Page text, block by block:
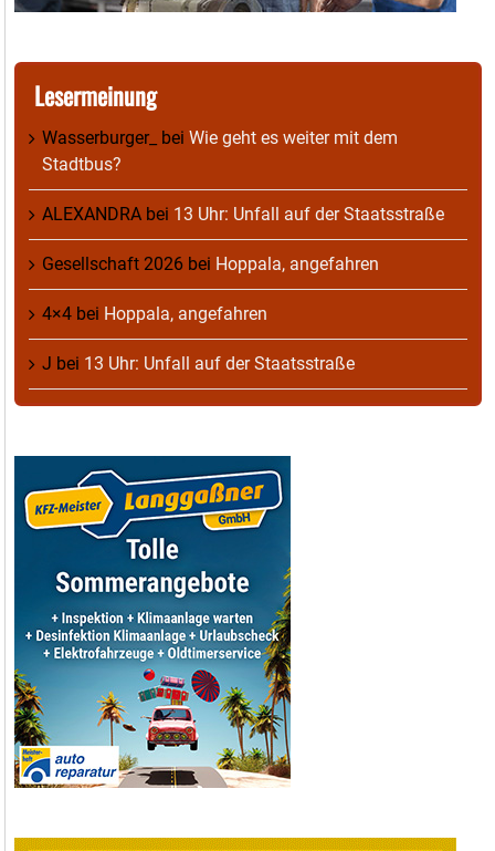
Lesermeinung
Wasserburger_ bei Wie geht es weiter mit dem
Stadtbus?
ALEXANDRA bei 13 Uhr: Unfall auf der Staatsstraße
Gesellschaft 2026 bei Hoppala, angefahren
4×4 bei Hoppala, angefahren
J bei 13 Uhr: Unfall auf der Staatsstraße